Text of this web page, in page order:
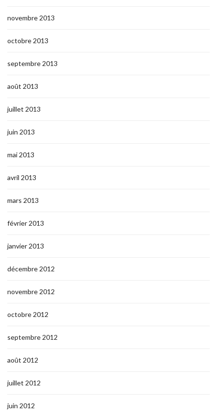
novembre 2013
octobre 2013
septembre 2013
août 2013
juillet 2013
juin 2013
mai 2013
avril 2013
mars 2013
février 2013
janvier 2013
décembre 2012
novembre 2012
octobre 2012
septembre 2012
août 2012
juillet 2012
juin 2012